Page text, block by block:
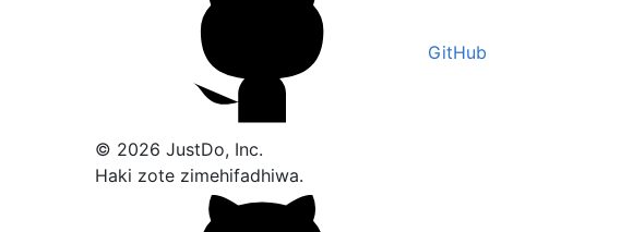
GitHub
© 2026 JustDo, Inc.
Haki zote zimehifadhiwa.